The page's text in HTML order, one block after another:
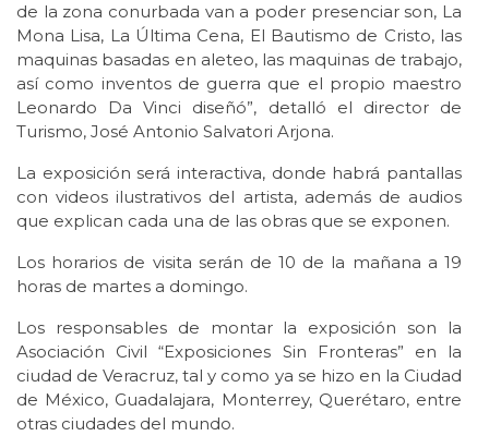
de la zona conurbada van a poder presenciar son, La
Mona Lisa, La Última Cena, El Bautismo de Cristo, las
maquinas basadas en aleteo, las maquinas de trabajo,
así como inventos de guerra que el propio maestro
Leonardo Da Vinci diseñó”, detalló el director de
Turismo, José Antonio Salvatori Arjona.
La exposición será interactiva, donde habrá pantallas
con videos ilustrativos del artista, además de audios
que explican cada una de las obras que se exponen.
Los horarios de visita serán de 10 de la mañana a 19
horas de martes a domingo.
Los responsables de montar la exposición son la
Asociación Civil “Exposiciones Sin Fronteras” en la
ciudad de Veracruz, tal y como ya se hizo en la Ciudad
de México, Guadalajara, Monterrey, Querétaro, entre
otras ciudades del mundo.